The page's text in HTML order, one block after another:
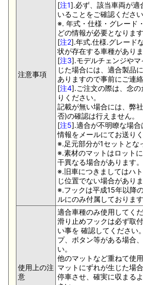
注意事項
[注1].必ず、該当車両が適
いることをご確認ください
※. 年式・仕様・グレード
どの情報が必要となります
[注2].年式.仕様.グレード
状が存在する車種がありま
[注3].モデルチェンジや
じた場合には、適合製品
ありますので事前にご連絡
[注4].ご注文の際は、念
りください。
記載が無い場合には、弊
否)の確認は行えません。
[注5].適合が不明瞭な場
情報をメールにてお送りく
※.足元部分が1セットとな
※.素材のマットはロット
干異なる場合があります。
※.旧車につきましてはハ
じ位置でない場合がありま
※.フックは平成15年以降
ルにのみ付属しております
使用上の注
意
適合車種のみ使用してくだ
滑り止めフックは必ず取
い事を 確認してください
プ、ボタン等がある場合
い。
他のマットなど重ねて使
マットにずれが生じた場
停車させ、確実に収まる